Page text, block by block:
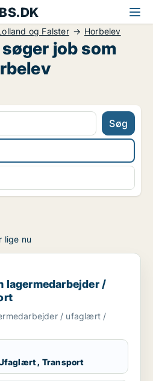
og Falster Horbelev
job som
Søg
lige nu
/ ufaglært / transport
lagermedarbejder /
/ ufaglært /
, Transport